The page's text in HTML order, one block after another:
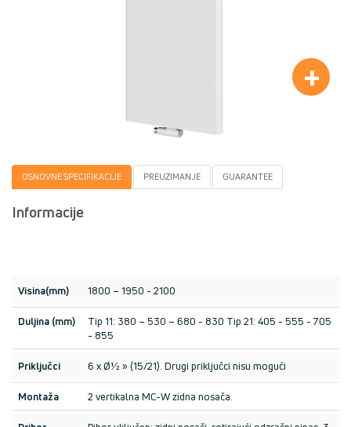
+
OSNOVNE SPECIFIKACIJE PREUZIMANJE GUARANTEE
Informacije
Visina(mm) 1800 – 1950 - 2100
Duljina (mm)
Tip 11: 380 – 530 – 680 - 830 Tip 21: 405 - 555 - 705
- 855
Priključci 6 x Ø½ » (15/21). Drugi priključci nisu mogući
Montaža 2 vertikalna MC-W zidna nosača.